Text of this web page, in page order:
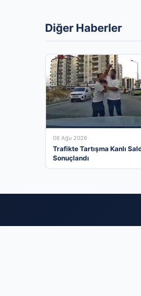
Diğer Haberler
06 Ağu 2026
Trafikte Tartışma Kanlı
Sonuçlandı